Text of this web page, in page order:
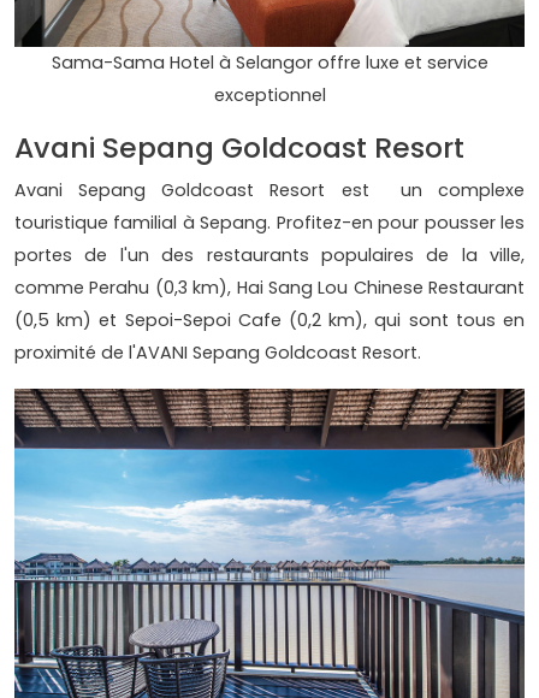
Sama-Sama Hotel à Selangor offre luxe et service
exceptionnel
Avani Sepang Goldcoast Resort
Avani Sepang Goldcoast Resort est un complexe
touristique familial à Sepang. Profitez-en pour pousser les
portes de l'un des restaurants populaires de la ville,
comme Perahu (0,3 km), Hai Sang Lou Chinese Restaurant
(0,5 km) et Sepoi-Sepoi Cafe (0,2 km), qui sont tous en
proximité de l'AVANI Sepang Goldcoast Resort.